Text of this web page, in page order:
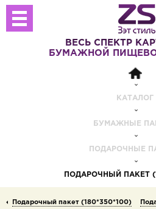
ВЕСЬ СПЕКТР
БУМАЖНОЙ
КАТАЛОГ
БУМАЖНЫЕ
ПОДАРОЧНЫЕ
ПОДАРОЧНЫЙ ПАКЕТ
Подарочный пакет (180*350*100)